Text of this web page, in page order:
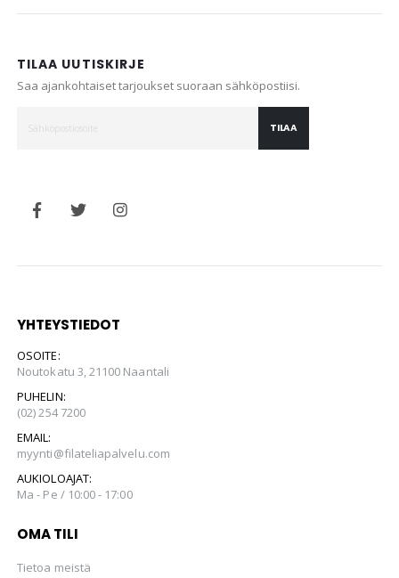
TILAA UUTISKIRJE
Saa ajankohtaiset tarjoukset suoraan sähköpostiisi.
TILAA
YHTEYSTIEDOT
OSOITE:
Noutokatu 3, 21100 Naantali
PUHELIN:
(02) 254 7200
EMAIL:
myynti@filateliapalvelu.com
AUKIOLOAJAT:
Ma - Pe / 10:00 - 17:00
OMA TILI
Tietoa meistä